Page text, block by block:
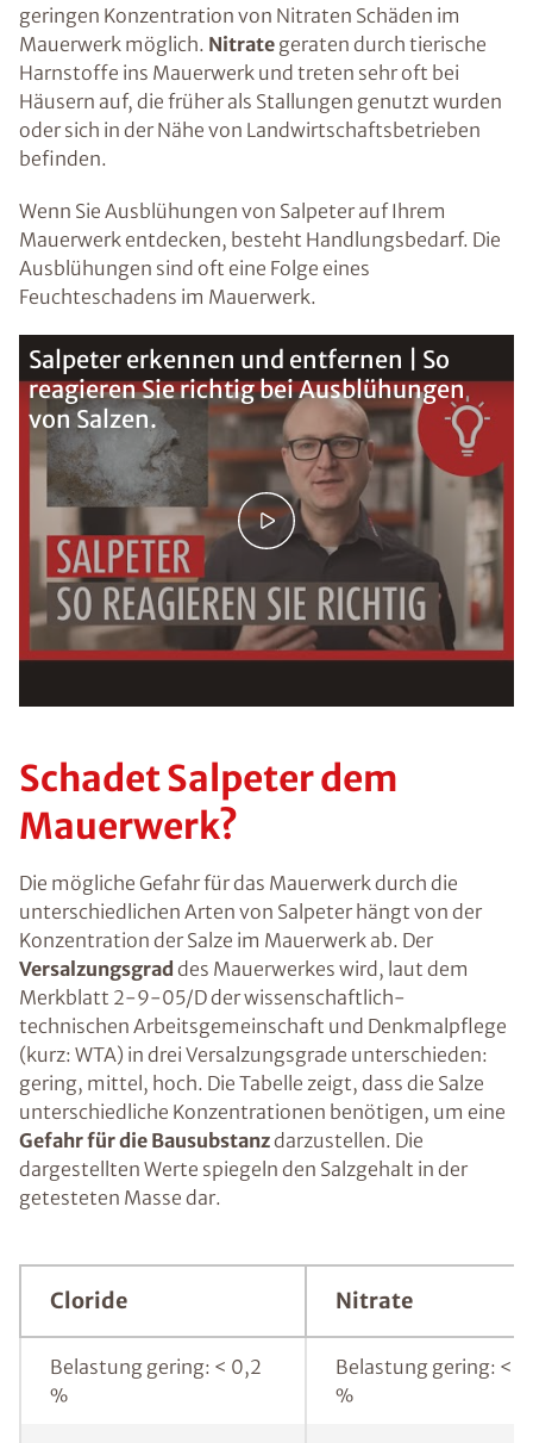
geringen Konzentration von Nitraten Schäden im
Mauerwerk möglich. Nitrate geraten durch tierische
Harnstoffe ins Mauerwerk und treten sehr oft bei
Häusern auf, die früher als Stallungen genutzt wurden
oder sich in der Nähe von Landwirtschaftsbetrieben
befinden.
Wenn Sie Ausblühungen von Salpeter auf Ihrem
Mauerwerk entdecken, besteht Handlungsbedarf. Die
Ausblühungen sind oft eine Folge eines
Feuchteschadens im Mauerwerk.
Salpeter erkennen und entfernen | So
reagieren Sie richtig bei Ausblühungen
von Salzen.
Schadet Salpeter dem
Mauerwerk?
Die mögliche Gefahr für das Mauerwerk durch die
unterschiedlichen Arten von Salpeter hängt von der
Konzentration der Salze im Mauerwerk ab. Der
Versalzungsgrad des Mauerwerkes wird, laut dem
Merkblatt 2-9-05/D der wissenschaftlich-
technischen Arbeitsgemeinschaft und Denkmalpflege
(kurz: WTA) in drei Versalzungsgrade unterschieden:
gering, mittel, hoch. Die Tabelle zeigt, dass die Salze
unterschiedliche Konzentrationen benötigen, um eine
Gefahr für die Bausubstanzdarzustellen. Die
dargestellten Werte spiegeln den Salzgehalt in der
getesteten Masse dar.
Cloride Nitrate
Belastung gering: < 0,2
%
Belastung gering: <
%